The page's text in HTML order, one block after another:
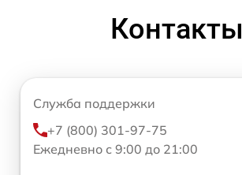
Контакты
Служба поддержки
+7 (800) 301-97-75
Ежедневно с 9:00 до 21:00